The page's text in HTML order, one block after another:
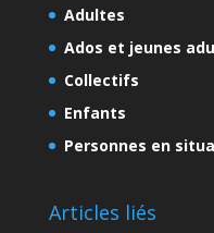
Adultes
Ados et jeunes
Collectifs
Enfants
Personnes en
Articles liés